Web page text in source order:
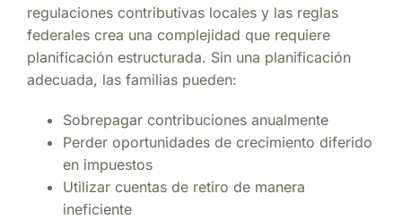
regulaciones contributivas locales y las reglas
federales crea una complejidad que requiere
planificación estructurada. Sin una planificación
adecuada, las familias pueden:
Sobrepagar contribuciones anualmente
Perder oportunidades de crecimiento diferido
en impuestos
Utilizar cuentas de retiro de manera
ineficiente